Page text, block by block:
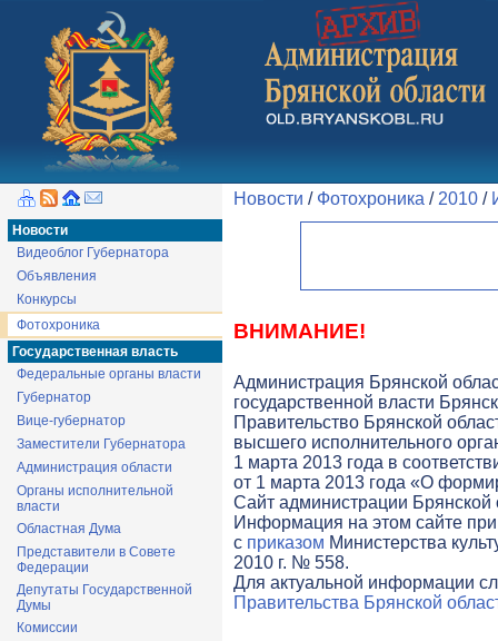
Новости
Видеоблог Губернатора
Объявления
Конкурсы
Фотохроника
Государственная власть
Федеральные органы власти
Губернатор
Вице-губернатор
Заместители Губернатора
Администрация области
Органы исполнительной
власти
Областная Дума
Представители в Совете
Федерации
Депутаты Государственной
Думы
Комиссии
Новости / Фотохроника / 2010 /
ВНИМАНИЕ!
Администрация Брянской
государственной власти
Правительство Брянской
высшего исполнительного
1 марта 2013 года в
от 1 марта 2013 года «О
Cайт администрации Брянской
Информация на этом сайте
с приказом Министерства
2010 г. № 558.
Для актуальной информации
Правительства Брянской